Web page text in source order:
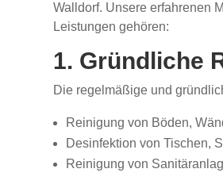
Walldorf. Unsere erfahrenen
Leistungen gehören:
1. Gründliche
Die regelmäßige und
Reinigung von Böden,
Desinfektion von Tischen,
Reinigung von